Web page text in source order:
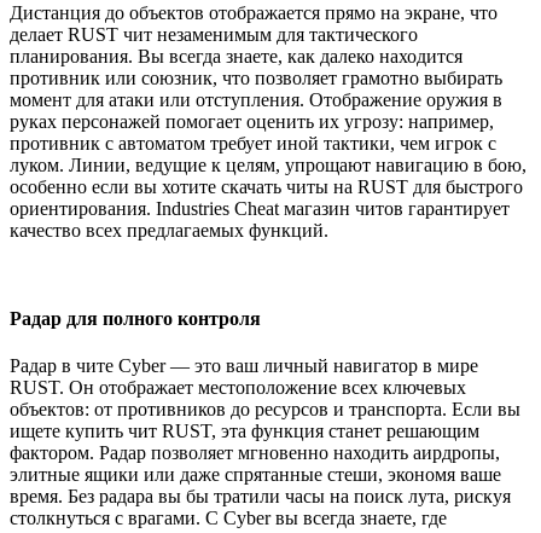
Дистанция до объектов отображается прямо на экране, что
делает RUST чит незаменимым для тактического
планирования. Вы всегда знаете, как далеко находится
противник или союзник, что позволяет грамотно выбирать
момент для атаки или отступления. Отображение оружия в
руках персонажей помогает оценить их угрозу: например,
противник с автоматом требует иной тактики, чем игрок с
луком. Линии, ведущие к целям, упрощают навигацию в бою,
особенно если вы хотите скачать читы на RUST для быстрого
ориентирования. Industries Cheat магазин читов гарантирует
качество всех предлагаемых функций.
Радар для полного контроля
Радар в чите Cyber — это ваш личный навигатор в мире
RUST. Он отображает местоположение всех ключевых
объектов: от противников до ресурсов и транспорта. Если вы
ищете купить чит RUST, эта функция станет решающим
фактором. Радар позволяет мгновенно находить аирдропы,
элитные ящики или даже спрятанные стеши, экономя ваше
время. Без радара вы бы тратили часы на поиск лута, рискуя
столкнуться с врагами. С Cyber вы всегда знаете, где